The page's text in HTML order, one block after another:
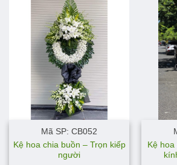
Mã SP: CB052
Kệ hoa chia buồn – Trọn kiếp
người
Kệ hoa